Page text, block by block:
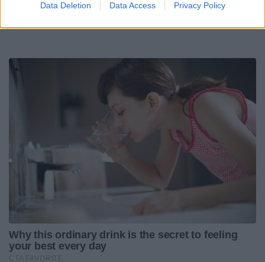
Data Deletion Data Access Privacy Policy
Visita il nostro shop online!